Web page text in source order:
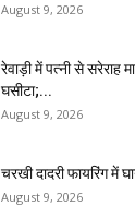
August 9, 2026
रेवाड़ी में पत्नी से
घसीटा;...
August 9, 2026
चरखी दादरी फायरिंग में
August 9, 2026